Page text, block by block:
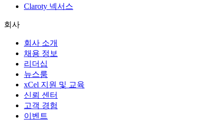
Claroty 넥서스
회사
회사 소개
채용 정보
리더십
뉴스룸
xCel 지원 및 교육
신뢰 센터
고객 경험
이벤트